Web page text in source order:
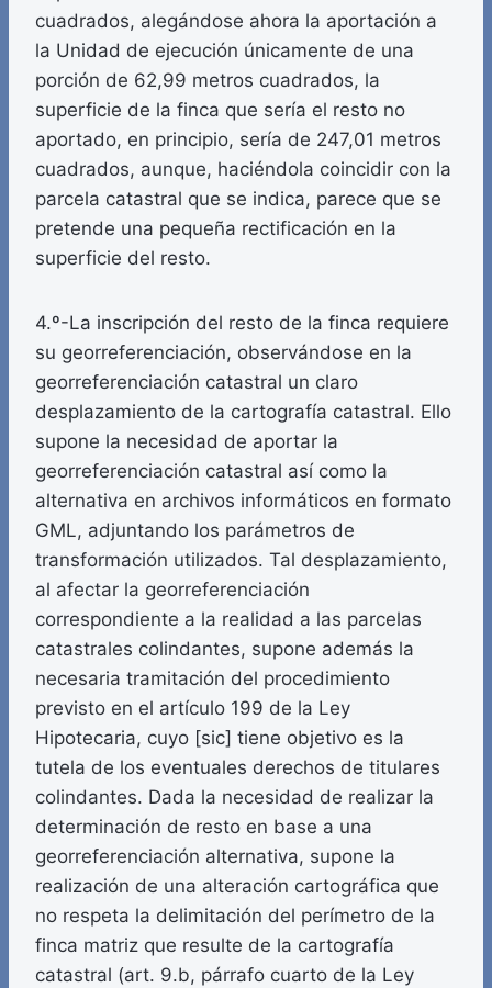
cuadrados, alegándose ahora la aportación a
la Unidad de ejecución únicamente de una
porción de 62,99 metros cuadrados, la
superficie de la finca que sería el resto no
aportado, en principio, sería de 247,01 metros
cuadrados, aunque, haciéndola coincidir con la
parcela catastral que se indica, parece que se
pretende una pequeña rectificación en la
superficie del resto.
4.º-La inscripción del resto de la finca requiere
su georreferenciación, observándose en la
georreferenciación catastral un claro
desplazamiento de la cartografía catastral. Ello
supone la necesidad de aportar la
georreferenciación catastral así como la
alternativa en archivos informáticos en formato
GML, adjuntando los parámetros de
transformación utilizados. Tal desplazamiento,
al afectar la georreferenciación
correspondiente a la realidad a las parcelas
catastrales colindantes, supone además la
necesaria tramitación del procedimiento
previsto en el artículo 199 de la Ley
Hipotecaria, cuyo [sic] tiene objetivo es la
tutela de los eventuales derechos de titulares
colindantes. Dada la necesidad de realizar la
determinación de resto en base a una
georreferenciación alternativa, supone la
realización de una alteración cartográfica que
no respeta la delimitación del perímetro de la
finca matriz que resulte de la cartografía
catastral (art. 9.b, párrafo cuarto de la Ley